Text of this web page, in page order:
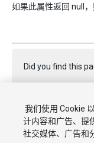
如果此属性返回 null，
Did you find this
Report a problem
我们使用 Cookie
计内容和广告、提
社交媒体、广告和